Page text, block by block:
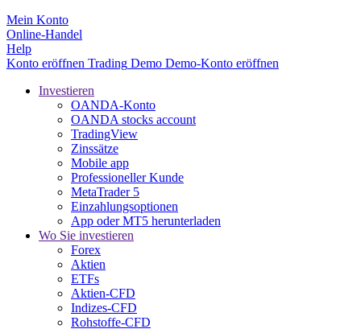
Mein Konto
Online-Handel
Help
Konto eröffnen Trading Demo Demo-Konto eröffnen
Investieren
OANDA-Konto
OANDA stocks account
TradingView
Zinssätze
Mobile app
Professioneller Kunde
MetaTrader 5
Einzahlungsoptionen
App oder MT5 herunterladen
Wo Sie investieren
Forex
Aktien
ETFs
Aktien-CFD
Indizes-CFD
Rohstoffe-CFD